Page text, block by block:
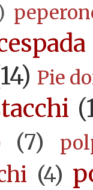
Pie
(7)
(4)